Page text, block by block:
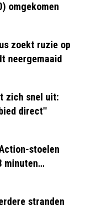
omgekomen
zoekt ruzie op
neergemaaid
zich snel uit:
direct''
stoelen
minuten
weer te
stranden